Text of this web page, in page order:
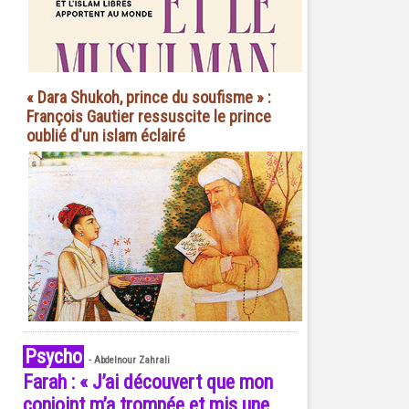
« Dara Shukoh, prince du soufisme » :
François Gautier ressuscite le prince
oublié d'un islam éclairé
Psycho - Abdelnour Zahrali
Farah : « J’ai découvert que mon